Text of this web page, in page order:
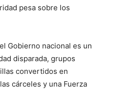
pesa sobre los
Gobierno nacional es un
disparada, grupos
convertidos en
cárceles y una Fuerza